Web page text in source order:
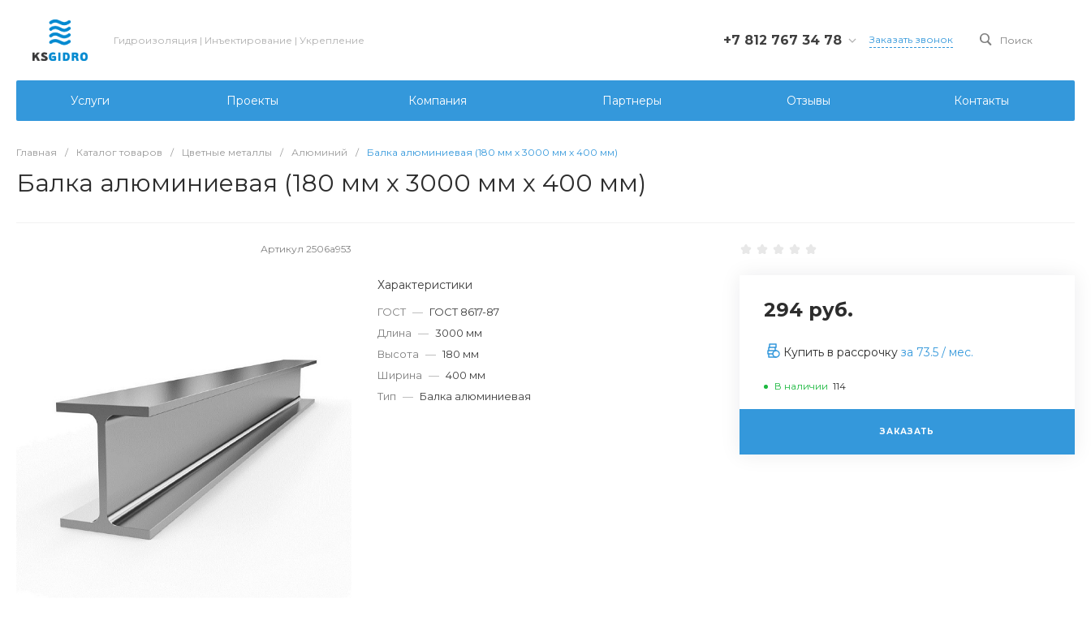
Гидроизоляция | Инъектирование | Укрепление +7 812 767 34 78
г. Санкт-Петербург, Ул.
Седова д.107 лит. А, офис
206
Заказать звонок Поиск
Услуги Проекты Компания Партнеры Отзывы Контакты
Главная / Каталог товаров / Цветные металлы / Алюминий / Балка алюминиевая (180 мм х 3000 мм х 400 мм)
Балка алюминиевая (180 мм х 3000 мм х 400 мм)
Артикул2506a953
Характеристики
ГОСТ — ГОСТ 8617-87
Длина — 3000 мм
Высота — 180 мм
Ширина — 400 мм
Тип — Балка алюминиевая
294 руб.
Купить в рассрочку за 73.5/ мес.
В наличии 114
ЗАКАЗАТЬ